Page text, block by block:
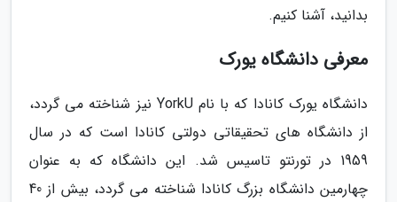
بدانید، آشنا کنیم.
معرفی دانشگاه یورک
دانشگاه یورک کانادا که با نام YorkU نیز شناخته می گردد،
از دانشگاه های تحقیقاتی دولتی کانادا است که در سال
1959 در تورنتو تاسیس شد. این دانشگاه که به عنوان
چهارمین دانشگاه بزرگ کانادا شناخته می گردد، بیش از 40